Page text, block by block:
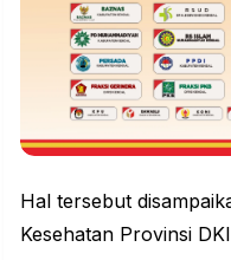
Hal tersebut
Kesehatan Provinsi